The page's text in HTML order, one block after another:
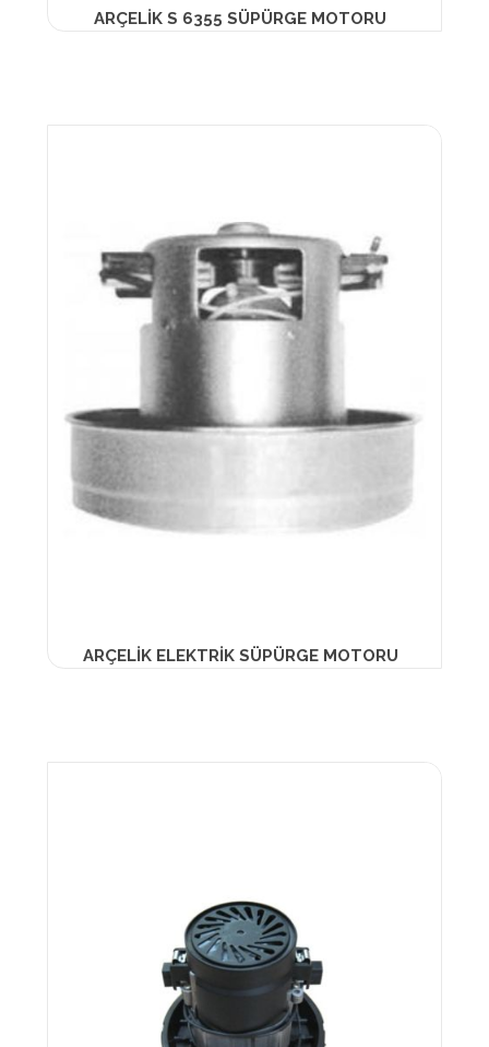
ARÇELİK S 6355 SÜPÜRGE MOTORU
ARÇELİK ELEKTRİK SÜPÜRGE MOTORU